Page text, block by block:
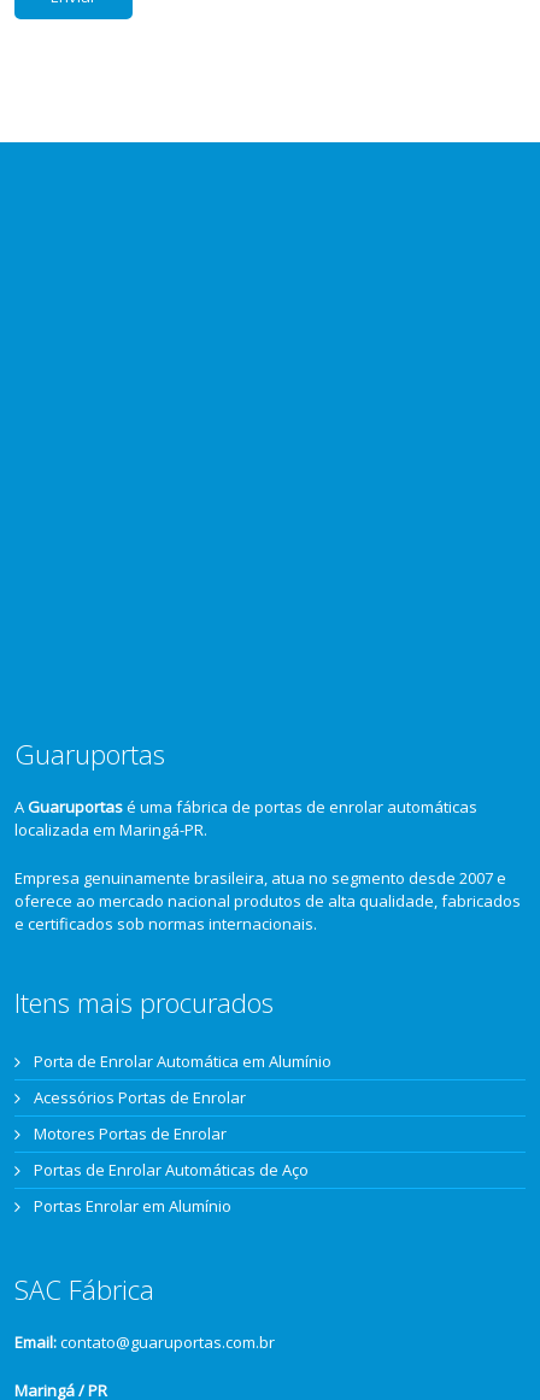
Guaruportas
AGuaruportasé uma fábrica de portas de enrolar automáticas
localizada em Maringá-PR.
Empresa genuinamente brasileira, atua no segmento desde 2007 e
oferece ao mercado nacional produtos de alta qualidade, fabricados
e certificados sob normas internacionais.
Itens mais procurados
Porta de Enrolar Automática em Alumínio
Acessórios Portas de Enrolar
Motores Portas de Enrolar
Portas de Enrolar Automáticas de Aço
Portas Enrolar em Alumínio
SAC Fábrica
Email:contato@guaruportas.com.br
Maringá / PR